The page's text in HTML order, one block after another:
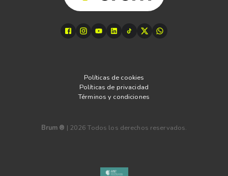
Políticas de cookies
Políticas de privacidad
Términos y condiciones
Brum ® | 2026 Todos los derechos reservados.